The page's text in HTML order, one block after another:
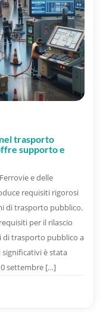
trasporto
supporto e
e delle
requisiti rigorosi
di trasporto pubblico.
per il rilascio
di trasporto pubblico a
è stata
settembre […]